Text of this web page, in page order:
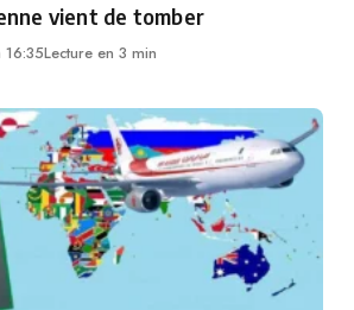
vient de tomber
Lecture en 3 min